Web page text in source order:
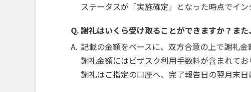
ステータスが「実施確定」となった時点でイン
謝礼はいくら受け取ることができますか？ま
記載の金額をベースに、双方合意の上で謝礼金
謝礼金額にはビザスク利用手数料が含まれて
謝礼はご指定の口座へ、完了報告日の翌月末日